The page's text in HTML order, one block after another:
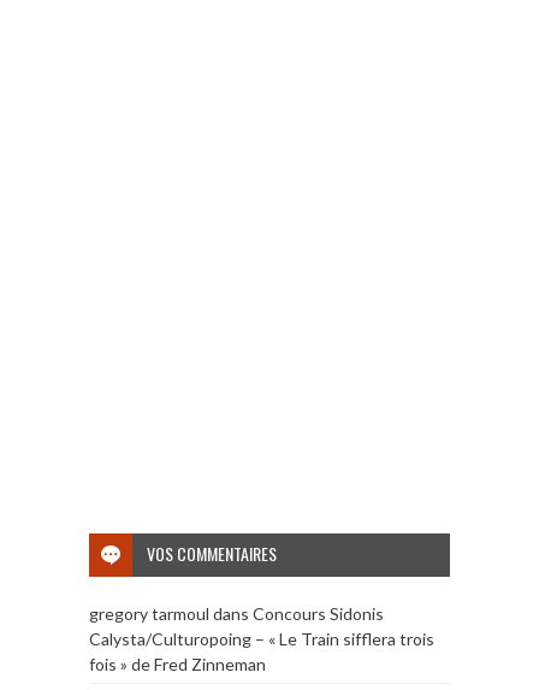
VOS COMMENTAIRES
gregory tarmoul dans Concours Sidonis
Calysta/Culturopoing – « Le Train sifflera trois
fois » de Fred Zinneman